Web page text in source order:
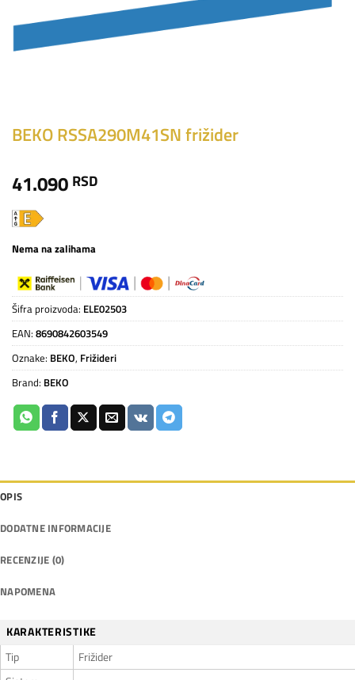
BEKO RSSA290M41SN frižider
41.090 RSD
Nema na zalihama
Šifra proizvoda: ELE02503
EAN: 8690842603549
Oznake: BEKO, Frižideri
Brand: BEKO
OPIS
DODATNE INFORMACIJE
RECENZIJE (0)
NAPOMENA
KARAKTERISTIKE
Tip
Frižider